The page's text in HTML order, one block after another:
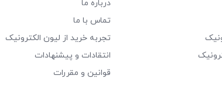
درباره ما
تماس با ما
تجربه خرید از لیون الکترونیک
انتقادات و پیشنهادات
قوانین و مقررات